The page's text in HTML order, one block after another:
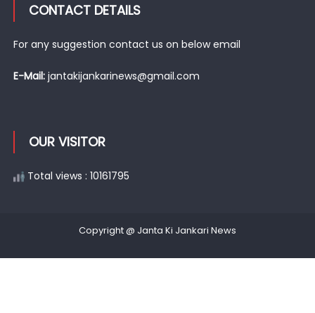
CONTACT DETAILS
For any suggestion contact us on below email
E-Mail: jantakijankarinews@gmail.com
OUR VISITOR
Total views : 10161795
Copyright @ Janta Ki Jankari News